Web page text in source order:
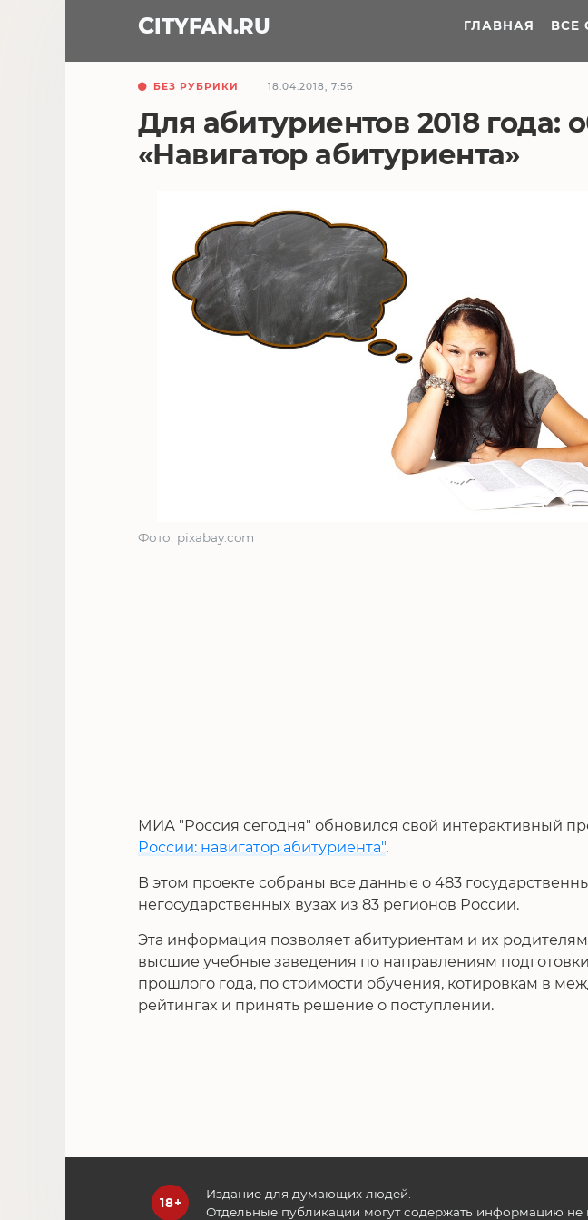
CITYFAN.RU ГЛАВНАЯ ВСЕ
БЕЗ РУБРИКИ 18.04.2018, 7:56
Для абитуриентов 2018 года:
«Навигатор абитуриента»
Фото: pixabay.com
МИА "Россия сегодня" обновился свой интерактивный
России: навигатор абитуриента".
В этом проекте собраны все данные о 483
негосударственных вузах из 83 регионов России.
Эта информация позволяет абитуриентам и их
высшие учебные заведения по направлениям
прошлого года, по стоимости обучения, котировкам в
рейтингах и принять решение о поступлении.
Издание для думающих людей.
Отдельные публикации могут содержать информацию не